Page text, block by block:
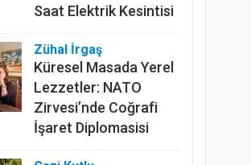
Saat Elektrik Kesintisi
Zühal İrgaş
Küresel Masada Yerel
Lezzetler: NATO
Zirvesi’nde Coğrafi
İşaret Diplomasisi